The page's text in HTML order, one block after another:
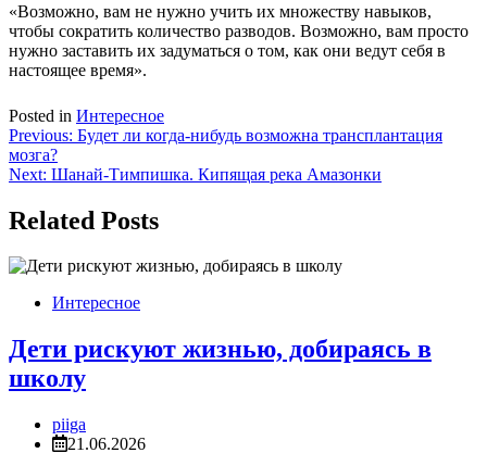
«Возможно, вам не нужно учить их множеству навыков,
чтобы сократить количество разводов. Возможно, вам просто
нужно заставить их задуматься о том, как они ведут себя в
настоящее время».
Posted in Интересное
Навигация
по
Previous: Будет ли когда-нибудь возможна трансплантация
мозга?
Next: Шанай-Тимпишка. Кипящая река Амазонки
Related Posts
Интересное
Дети рискуют жизнью, добираясь в
школу
piiga
21.06.2026